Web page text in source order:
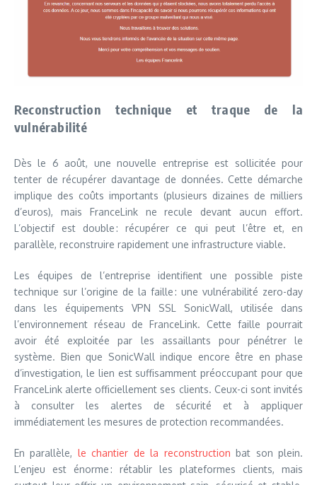
Reconstruction technique et traque de la
vulnérabilité
Dès le 6 août, une nouvelle entreprise est sollicitée pour
tenter de récupérer davantage de données. Cette démarche
implique des coûts importants (plusieurs dizaines de milliers
d’euros), mais FranceLink ne recule devant aucun effort.
L’objectif est double : récupérer ce qui peut l’être et, en
parallèle, reconstruire rapidement une infrastructure viable.
Les équipes de l’entreprise identifient une possible piste
technique sur l’origine de la faille : une vulnérabilité zero-day
dans les équipements VPN SSL SonicWall, utilisée dans
l’environnement réseau de FranceLink. Cette faille pourrait
avoir été exploitée par les assaillants pour pénétrer le
système. Bien que SonicWall indique encore être en phase
d’investigation, le lien est suffisamment préoccupant pour que
FranceLink alerte officiellement ses clients. Ceux-ci sont invités
à consulter les alertes de sécurité et à appliquer
immédiatement les mesures de protection recommandées.
En parallèle, le chantier de la reconstruction bat son plein.
L’enjeu est énorme : rétablir les plateformes clients, mais